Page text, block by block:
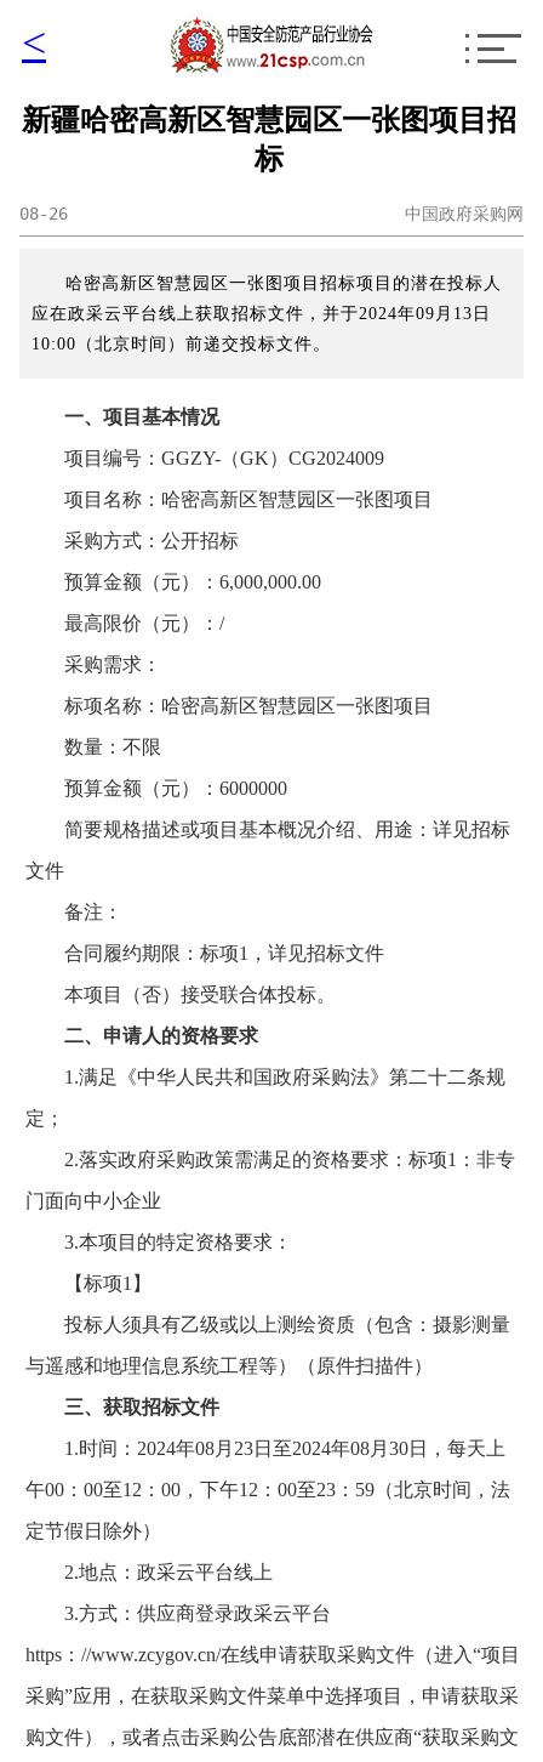
<
新疆哈密高新区智慧园区一张图项目招
标
08-26 中国政府采购网
哈密高新区智慧园区一张图项目招标项目的潜在投标人
应在政采云平台线上获取招标文件，并于2024年09月13日
10:00（北京时间）前递交投标文件。
一、项目基本情况
项目编号：GGZY-（GK）CG2024009
项目名称：哈密高新区智慧园区一张图项目
采购方式：公开招标
预算金额（元）：6,000,000.00
最高限价（元）：/
采购需求：
标项名称：哈密高新区智慧园区一张图项目
数量：不限
预算金额（元）：6000000
简要规格描述或项目基本概况介绍、用途：详见招标
文件
备注：
合同履约期限：标项1，详见招标文件
本项目（否）接受联合体投标。
二、申请人的资格要求
1.满足《中华人民共和国政府采购法》第二十二条规
定；
2.落实政府采购政策需满足的资格要求：标项1：非专
门面向中小企业
3.本项目的特定资格要求：
【标项1】
投标人须具有乙级或以上测绘资质（包含：摄影测量
与遥感和地理信息系统工程等）（原件扫描件）
三、获取招标文件
1.时间：2024年08月23日至2024年08月30日，每天上
午00：00至12：00，下午12：00至23：59（北京时间，法
定节假日除外）
2.地点：政采云平台线上
3.方式：供应商登录政采云平台
https：//www.zcygov.cn/在线申请获取采购文件（进入“项目
采购”应用，在获取采购文件菜单中选择项目，申请获取采
购文件），或者点击采购公告底部潜在供应商“获取采购文